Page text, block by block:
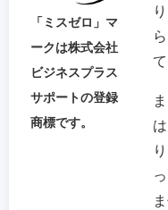
「ミスゼロ」マ
ークは株式会社
ビジネスプラス
サポートの登録
商標です。